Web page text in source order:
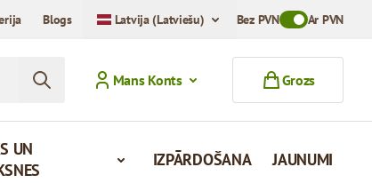
Blogs Latvija (Latviešu) Bez PVNToggle VAT
Ar PVN
Mans Konts
Grozs
UN
IZPĀRDOŠANA JAUNUMI